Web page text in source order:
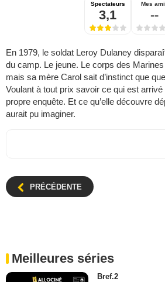
Spectateurs
3,1
Mes
--
En 1979, le soldat Leroy Dulaney
du camp. Le jeune. Le corps des
mais sa mère Carol sait d’instinct que
Voulant à tout prix savoir ce qui est
propre enquête. Et ce qu’elle découvre
aurait pu imaginer.
PRÉCÉDENTE
Meilleures séries
Bref.2